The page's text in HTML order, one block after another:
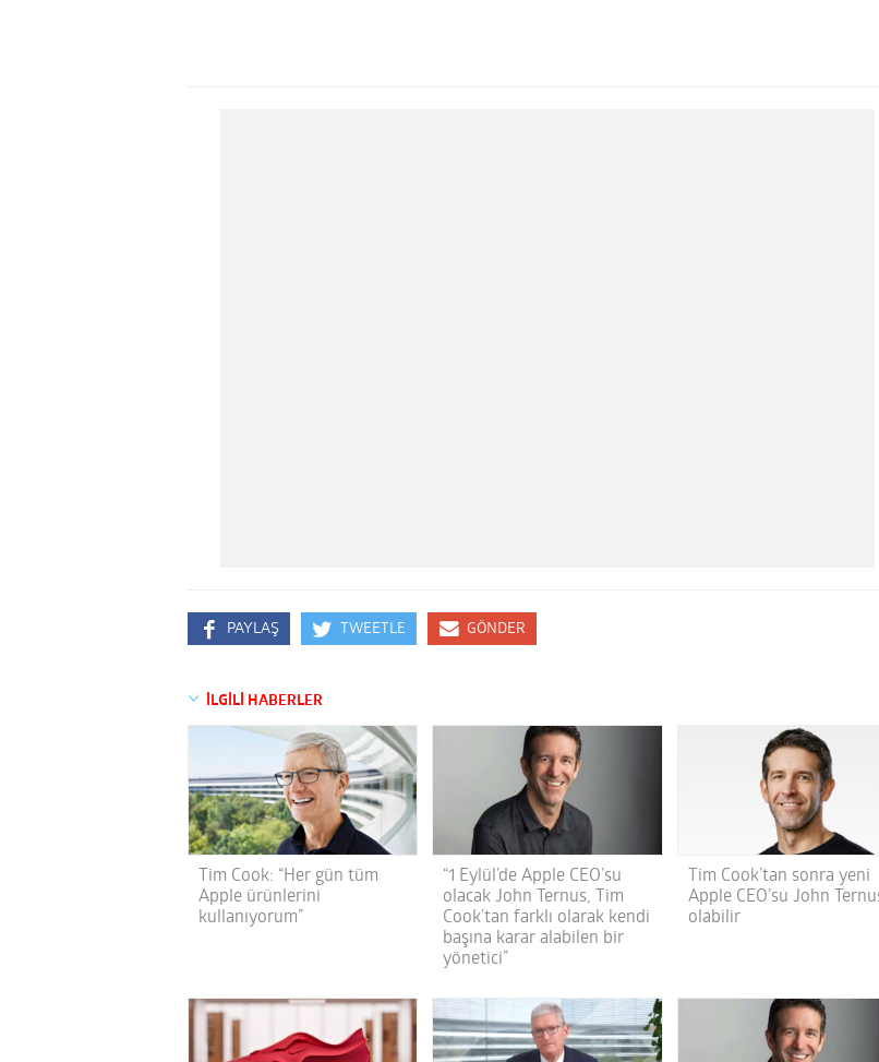
PAYLAŞ TWEETLE GÖNDER
İLGİLİ HABERLER
Tim Cook: “Her gün tüm
Apple ürünlerini
kullanıyorum”
“1 Eylül’de Apple CEO’su
olacak John Ternus, Tim
Cook’tan farklı olarak kendi
başına karar alabilen bir
yönetici”
Tim Cook’tan sonra yeni
Apple CEO’su John
olabilir